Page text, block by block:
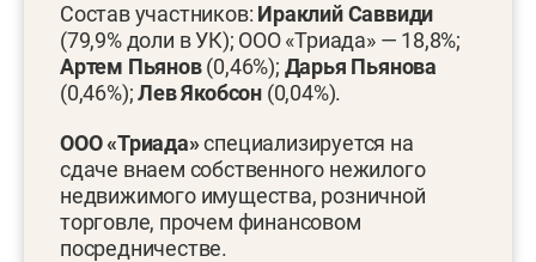
Состав участников: Ираклий Саввиди
(79,9% доли в УК); ООО «Триада» — 18,8%;
Артем Пьянов(0,46%); Дарья Пьянова
(0,46%);Лев Якобсон (0,04%).
ООО «Триада»специализируется на
сдаче внаем собственного нежилого
недвижимого имущества, розничной
торговле, прочем финансовом
посредничестве.